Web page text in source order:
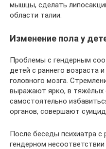
мышцы, сделать
области талии.
Изменение пола у
Проблемы с гендерным
детей с раннего возраста
головного мозга.
выражают ярко, в тяжёлых
самостоятельно
органов, совершают
После беседы психиатра с
гендерном